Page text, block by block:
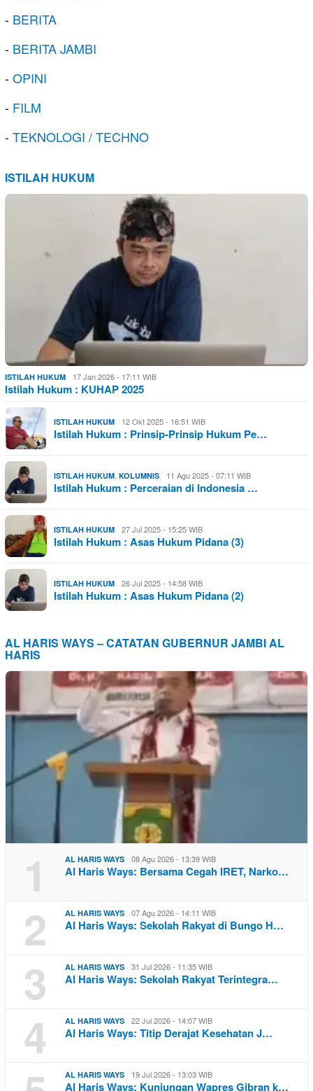
- BERITA
- BERITA JAMBI
-OPINI
- FILM
-TEKNOLOGI / TECHNO
ISTILAH HUKUM
ISTILAH HUKUM 17 Jan 2026 - 17:11 WIB
Istilah Hukum : KUHAP 2025
ISTILAH HUKUM 12 Okt 2025 - 16:51 WIB
Istilah Hukum : Prinsip-Prinsip Hukum Pe…
ISTILAH HUKUM KOLUMNIS 11 Agu 2025 - 07:11 WIB
Istilah Hukum : Perceraian di Indonesia …
ISTILAH HUKUM 27 Jul 2025 - 15:25 WIB
Istilah Hukum : Asas Hukum Pidana (3)
ISTILAH HUKUM 26 Jul 2025 - 14:58 WIB
Istilah Hukum : Asas Hukum Pidana (2)
AL HARIS WAYS – CATATAN GUBERNUR JAMBI AL
HARIS
1 AL HARIS WAYS 08 Agu 2026 - 13:39 WIB
Al Haris Ways: Bersama Cegah IRET, Narko…
2 AL HARIS WAYS 07 Agu 2026 - 14:11 WIB
Al Haris Ways: Sekolah Rakyat di Bungo H…
3 AL HARIS WAYS 31 Jul 2026 - 11:35 WIB
Al Haris Ways: Sekolah Rakyat Terintegra…
4 AL HARIS WAYS 22 Jul 2026 - 14:07 WIB
Al Haris Ways: Titip Derajat Kesehatan J…
AL HARIS WAYS 19 Jul 2026 - 13:03 WIB
Al Haris Ways: Kunjungan Wapres Gibran k…